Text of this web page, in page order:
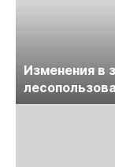
Изменения в
обсудят на